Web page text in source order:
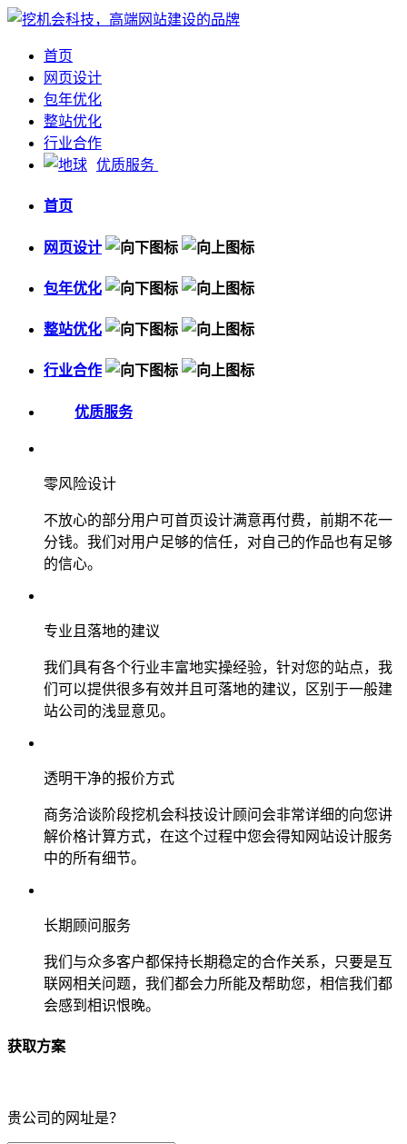
首页
网页设计
包年优化
整站优化
行业合作
优质服务
首页
网页设计
包年优化
整站优化
行业合作
优质服务
零风险设计
不放心的部分用户可首页设计满意再付费，前期不花一
分钱。我们对用户足够的信任，对自己的作品也有足够
的信心。
专业且落地的建议
我们具有各个行业丰富地实操经验，针对您的站点，我
们可以提供很多有效并且可落地的建议，区别于一般建
站公司的浅显意见。
透明干净的报价方式
商务洽谈阶段挖机会科技设计顾问会非常详细的向您讲
解价格计算方式，在这个过程中您会得知网站设计服务
中的所有细节。
长期顾问服务
我们与众多客户都保持长期稳定的合作关系，只要是互
联网相关问题，我们都会力所能及帮助您，相信我们都
会感到相识恨晚。
获取方案
贵公司的网址是？